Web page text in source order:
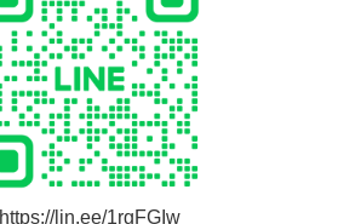
https://lin.ee/1rgFGIw